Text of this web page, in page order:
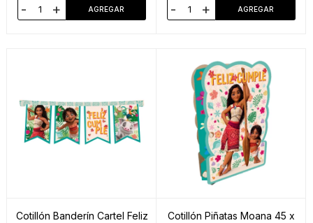
- + - +
Cotillón Banderín Cartel Feliz
Cotillón Piñatas Moana 45 x